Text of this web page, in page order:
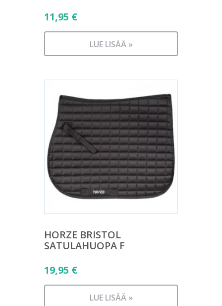
11,95 €
LUE LISÄÄ »
HORZE BRISTOL
SATULAHUOPA F
19,95 €
LUE LISÄÄ »